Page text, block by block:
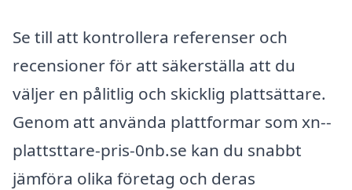
Se till att kontrollera referenser och
recensioner för att säkerställa att du
väljer en pålitlig och skicklig plattsättare.
Genom att använda plattformar som xn--
plattsttare-pris-0nb.se kan du snabbt
jämföra olika företag och deras